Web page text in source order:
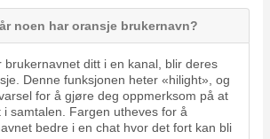
noen har oransje brukernavn?
brukernavnet ditt i en kanal, blir deres
Denne funksjonen heter «hilight», og
for å gjøre deg oppmerksom på at
samtalen. Fargen utheves for å
bedre i en chat hvor det fort kan bli